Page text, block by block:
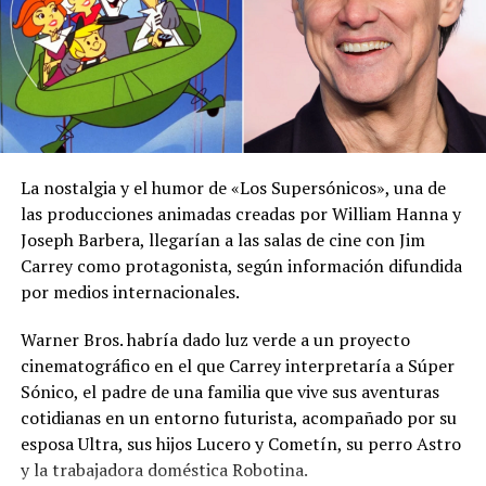
del Sahara, se esperan lluvias durante los próximos días,
por lo que pidió a la población mantenerse atenta a la
información oficial sobre las condiciones
meteorológicas.
Las autoridades reiteraron el llamado a consultar los
canales oficiales del MARN y adoptar las medidas de
prevención necesarias para reducir los efectos de este
fenómeno atmosférico, especialmente entre las
personas con mayor riesgo de complicaciones de salud.
Facebook
Me gusta esto:
La nostalgia y el humor de «Los Supersónicos», una de
las producciones animadas creadas por William Hanna y
Joseph Barbera, llegarían a las salas de cine con Jim
Carrey como protagonista, según información difundida
por medios internacionales.
Warner Bros. habría dado luz verde a un proyecto
cinematográfico en el que Carrey interpretaría a Súper
Sónico, el padre de una familia que vive sus aventuras
cotidianas en un entorno futurista, acompañado por su
esposa Ultra, sus hijos Lucero y Cometín, su perro Astro
y la trabajadora doméstica Robotina.